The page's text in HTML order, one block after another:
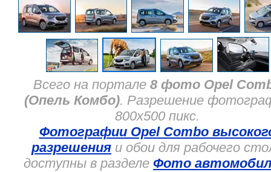
Всего на портале 8 фото Opel
(Опель Комбо). Разрешение
800x500 пикс.
Фотографии Opel Combo
разрешения и обои для рабочего
доступны в разделе Фото